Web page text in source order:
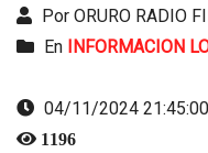
Por ORURO RADIO
En
INFORMACION
04/11/2024
1196